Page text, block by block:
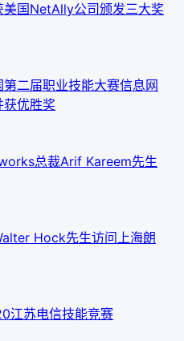
国NetAlly公司颁发三大奖
二届职业技能大赛信息网
优胜奖
总裁Arif Kareem先生
Hock先生访问上海朗
江苏电信技能竞赛